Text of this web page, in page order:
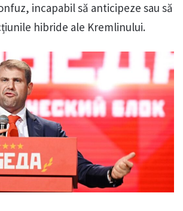
incapabil să anticipeze sau să
hibride ale Kremlinului.